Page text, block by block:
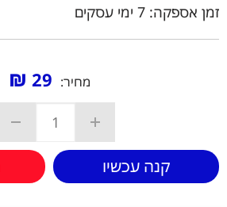
זמן אספקה: 7 ימי עסקים
מחיר: 29
₪
קנה עכשיו